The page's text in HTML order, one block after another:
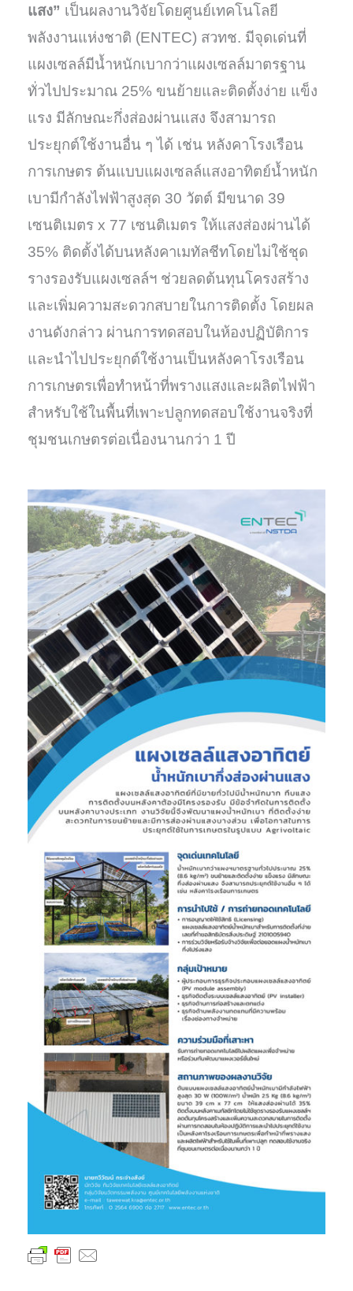
แสง” เป็นผลงานวิจัยโดยศูนย์เทคโนโลยี
พลังงานแห่งชาติ (ENTEC) สวทช. มีจุดเด่นที่
แผงเซลล์มีนํ้าหนักเบากว่าแผงเซลล์มาตรฐาน
ทั่วไปประมาณ 25% ขนย้ายและติดตั้งง่าย แข็ง
แรง มีลักษณะกึ่งส่องผ่านแสง จึงสามารถ
ประยุกต์ใช้งานอื่น ๆ ได้ เช่น หลังคาโรงเรือน
การเกษตร ต้นแบบแผงเซลล์แสงอาทิตย์นํ้าหนัก
เบามีกำลังไฟฟ้าสูงสุด 30 วัตต์ มีขนาด 39
เซนติเมตร x 77 เซนติเมตร ให้แสงส่องผ่านได้
35% ติดตั้งได้บนหลังคาเมทัลชีทโดยไม่ใช้ชุด
รางรองรับแผงเซลล์ฯ ช่วยลดต้นทุนโครงสร้าง
และเพิ่มความสะดวกสบายในการติดตั้ง โดยผล
งานดังกล่าว ผ่านการทดสอบในห้องปฏิบัติการ
และนำไปประยุกต์ใช้งานเป็นหลังคาโรงเรือน
การเกษตรเพื่อทำหน้าที่พรางแสงและผลิตไฟฟ้า
สำหรับใช้ในพื้นที่เพาะปลูกทดสอบใช้งานจริงที่
ชุมชนเกษตรต่อเนื่องนานกว่า 1 ปี